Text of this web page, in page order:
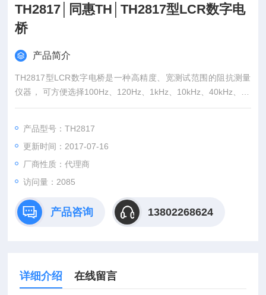
TH2817│同惠TH│TH2817型LCR数字电
桥
产品简介
TH2817型LCR数字电桥是一种高精度、宽测试范围的阻抗测量
仪器， 可方便选择100Hz、120Hz、1kHz、10kHz、40kHz、10
0kHz六个典型测试频率，并可选择0.1Vrms、0.3Vrms、1.0Vrm
数。
产品型号：TH2817
更新时间：2017-07-16
厂商性质：代理商
访问量：2085
产品咨询 13802268624
详细介绍 在线留言